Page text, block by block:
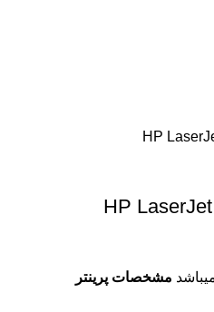
پرینتر لیزری استوک HP LaserJet
مشخصات پرینتر